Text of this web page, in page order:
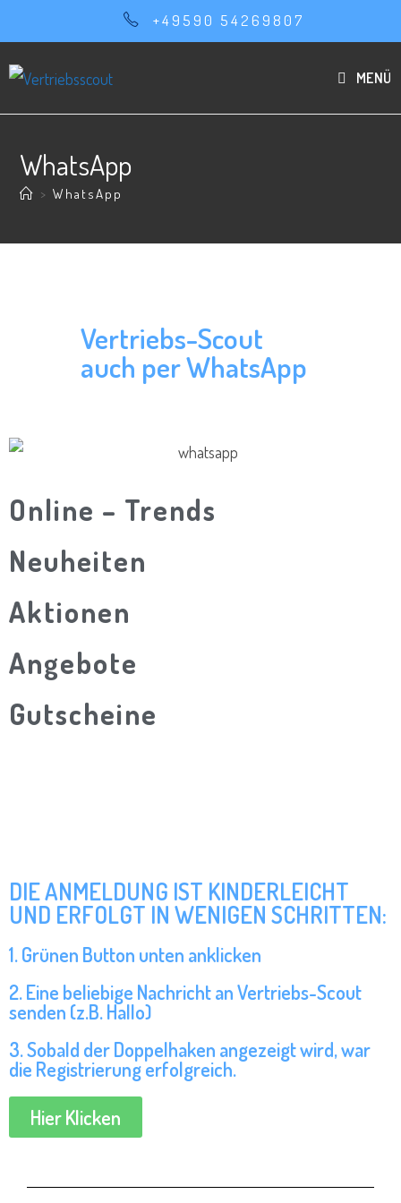
+49590 54269807
MENÜ
WhatsApp
> WhatsApp
Vertriebs-Scout
auch per WhatsApp
​Online – Trends
Neuheiten
Aktionen
Angebote
Gutscheine
DIE ANMELDUNG IST KINDERLEICHT
UND ERFOLGT IN WENIGEN SCHRITTEN:
1. Grünen Button unten anklicken
2. Eine beliebige Nachricht an Vertriebs-Scout
senden (z.B. Hallo)
3. Sobald der Doppelhaken angezeigt wird, war
die Registrierung erfolgreich.
Hier Klicken